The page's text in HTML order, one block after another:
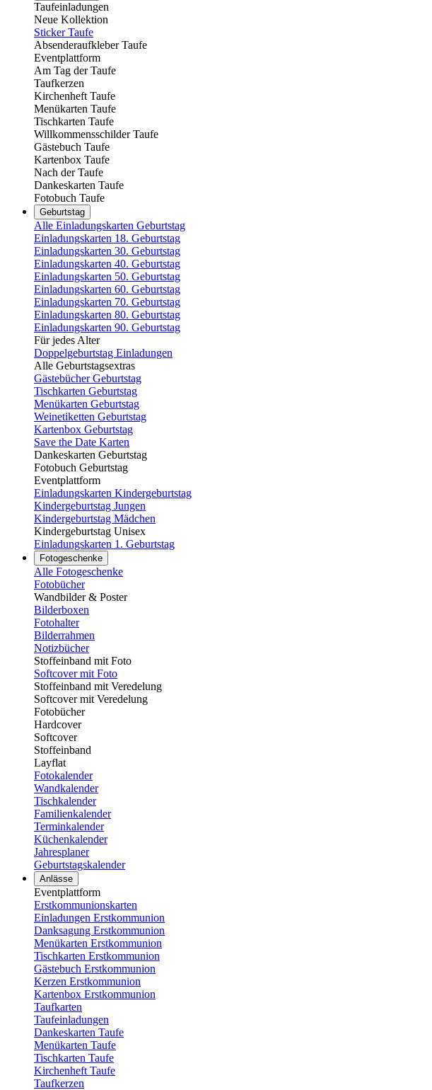
Taufeinladungen
Neue Kollektion
Sticker Taufe
Absenderaufkleber Taufe
Eventplattform
Am Tag der Taufe
Taufkerzen
Kirchenheft Taufe
Menükarten Taufe
Tischkarten Taufe
Willkommensschilder Taufe
Gästebuch Taufe
Kartenbox Taufe
Nach der Taufe
Dankeskarten Taufe
Fotobuch Taufe
Geburtstag
Alle Einladungskarten Geburtstag
Einladungskarten 18. Geburtstag
Einladungskarten 30. Geburtstag
Einladungskarten 40. Geburtstag
Einladungskarten 50. Geburtstag
Einladungskarten 60. Geburtstag
Einladungskarten 70. Geburtstag
Einladungskarten 80. Geburtstag
Einladungskarten 90. Geburtstag
Für jedes Alter
Doppelgeburtstag Einladungen
Alle Geburtstagsextras
Gästebücher Geburtstag
Tischkarten Geburtstag
Menükarten Geburtstag
Weinetiketten Geburtstag
Kartenbox Geburtstag
Save the Date Karten
Dankeskarten Geburtstag
Fotobuch Geburtstag
Eventplattform
Einladungskarten Kindergeburtstag
Kindergeburtstag Jungen
Kindergeburtstag Mädchen
Kindergeburtstag Unisex
Einladungskarten 1. Geburtstag
Fotogeschenke
Alle Fotogeschenke
Fotobücher
Wandbilder & Poster
Bilderboxen
Fotohalter
Bilderrahmen
Notizbücher
Stoffeinband mit Foto
Softcover mit Foto
Stoffeinband mit Veredelung
Softcover mit Veredelung
Fotobücher
Hardcover
Softcover
Stoffeinband
Layflat
Fotokalender
Wandkalender
Tischkalender
Familienkalender
Terminkalender
Küchenkalender
Jahresplaner
Geburtstagskalender
Anlässe
Eventplattform
Erstkommunionskarten
Einladungen Erstkommunion
Danksagung Erstkommunion
Menükarten Erstkommunion
Tischkarten Erstkommunion
Gästebuch Erstkommunion
Kerzen Erstkommunion
Kartenbox Erstkommunion
Taufkarten
Taufeinladungen
Dankeskarten Taufe
Menükarten Taufe
Tischkarten Taufe
Kirchenheft Taufe
Taufkerzen